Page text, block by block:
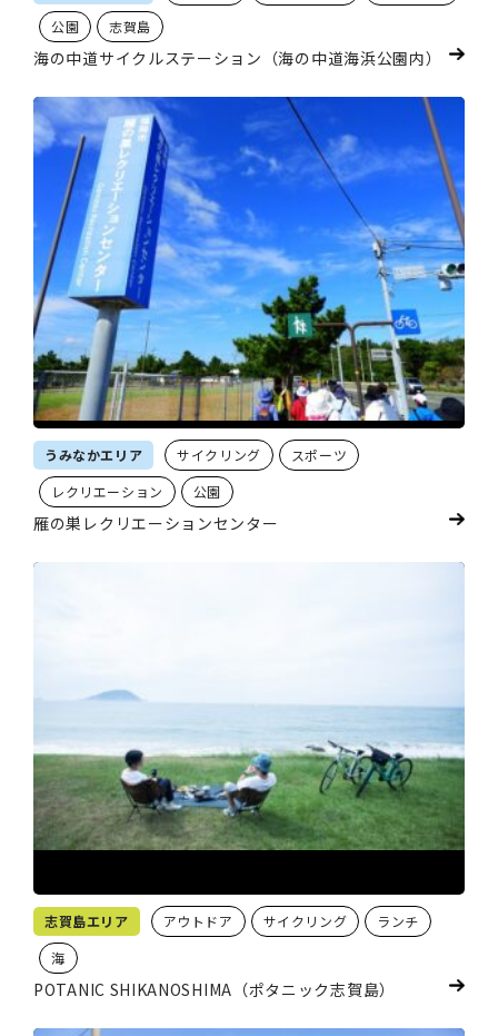
公園
志賀島
海の中道サイクルステーション（海の中道海浜公園内）
うみなかエリア サイクリング
スポーツ
レクリエーション
公園
雁の巣レクリエーションセンター
志賀島エリア アウトドア サイクリング
ランチ
海
POTANIC SHIKANOSHIMA（ポタニック志賀島）